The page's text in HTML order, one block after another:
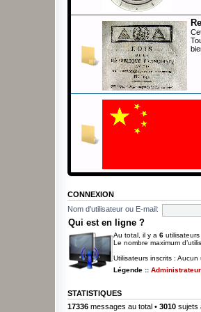
CONNEXION
Nom d'utilisateur ou E-mail:
Qui est en ligne ?
Au total, il y a 6
Le nombre maximum
Utilisateurs inscrits : Aucun
Légende ::
STATISTIQUES
17336 messages au total • 3010 sujets